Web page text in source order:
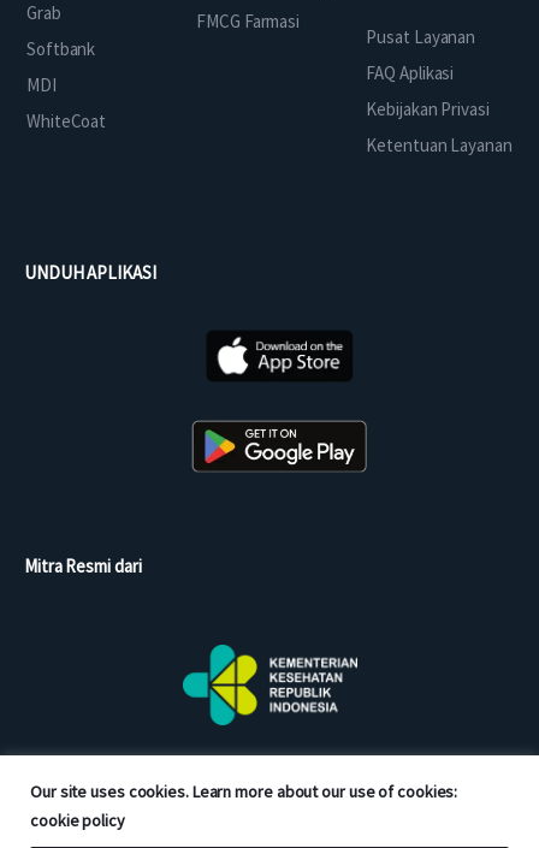
Our site uses cookies. Learn more about our use of cookies:
cookie policy
Grab
Softbank
MDI
WhiteCoat
FMCG Farmasi
Pusat Layanan
FAQ Aplikasi
Kebijakan Privasi
Ketentuan Layanan
UNDUH APLIKASI
Mitra Resmi dari